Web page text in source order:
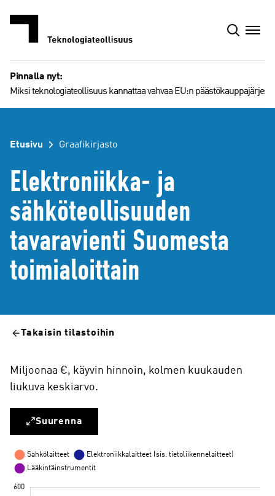
Pinnalla nyt:
Miksi teknologiateollisuus kannattaa vahvaa EU:n
Etusivu Graafikirjasto
Elektroniikka- ja
sähköteollisuuden
tavaravienti Suomesta
toimialoittain
Takaisin tilastoihin
Miljoonaa €, käyvin hinnoin, kolmen kuukauden
liukuva keskiarvo.
Suurenna